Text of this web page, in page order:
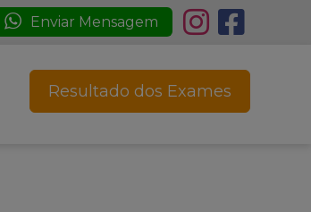
Enviar Mensagem
Resultado dos Exames